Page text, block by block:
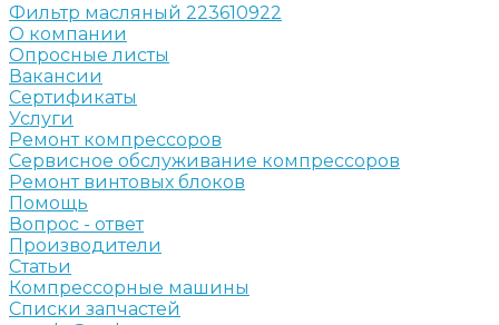
Фильтр масляный 223610922
О компании
Опросные листы
Вакансии
Сертификаты
Услуги
Ремонт компрессоров
Сервисное обслуживание компрессоров
Ремонт винтовых блоков
Помощь
Вопрос - ответ
Производители
Статьи
Компрессорные машины
Списки запчастей